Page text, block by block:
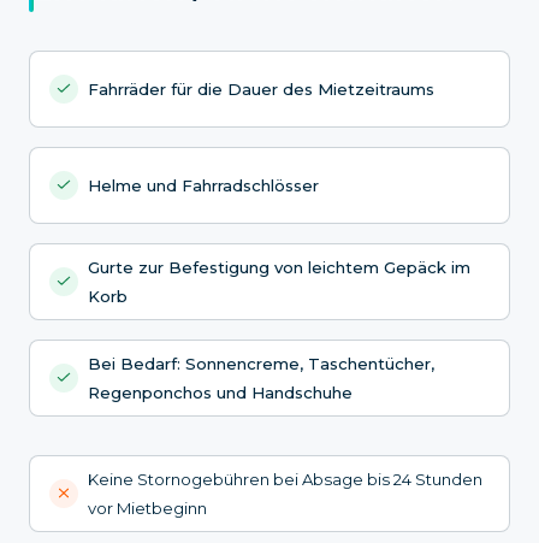
Fahrräder für die Dauer des Mietzeitraums
Helme und Fahrradschlösser
Gurte zur Befestigung von leichtem Gepäck im
Korb
Bei Bedarf: Sonnencreme, Taschentücher,
Regenponchos und Handschuhe
Keine Stornogebühren bei Absage bis 24 Stunden
vor Mietbeginn